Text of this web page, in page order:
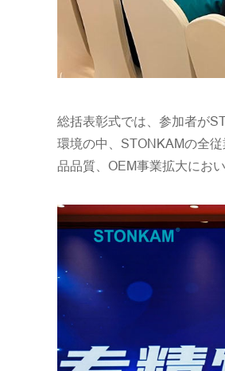
総括表彰式では、参加者が
環境の中、STONKAMの全
品品質、OEM事業拡大にお